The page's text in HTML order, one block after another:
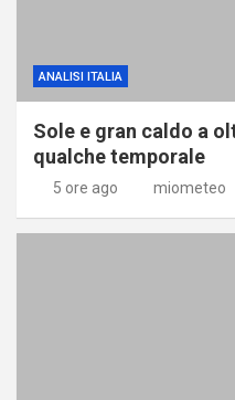
ANALISI ITALIA
Sole e gran caldo a
qualche temporale
5 ore ago miometeo